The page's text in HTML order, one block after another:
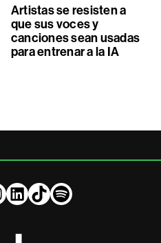
Artistas se resisten a
que sus voces y
canciones sean usadas
para entrenar a la IA